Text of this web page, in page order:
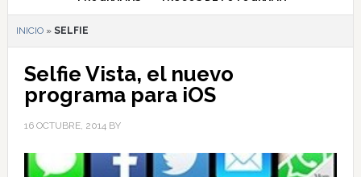
INICIO» SELFIE
Selfie Vista, el nuevo
programa para iOS
16 OCTUBRE, 2014BY